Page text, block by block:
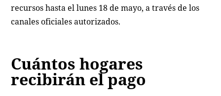
recursos hasta el lunes 18 de mayo, a través de los
canales oficiales autorizados.
Cuántos hogares
recibirán el pago